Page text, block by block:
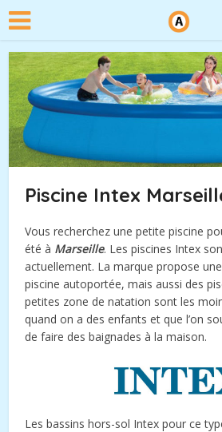
Piscine Intex
Vous recherchez une petite piscine
été à Marseille. Les piscines Intex
actuellement. La marque propose
piscine autoportée, mais aussi des
petites zone de natation sont les
quand on a des enfants et que l’on
de faire des baignades à la maison.
Les bassins hors-sol Intex pour ce